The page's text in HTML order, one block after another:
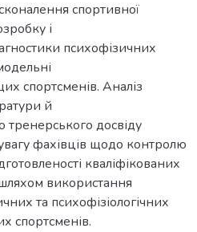
спортивної
і
психофізичних
спортсменів. Аналіз
й
тренерського досвіду
фахівців щодо контролю
кваліфікованих
використання
та психофізіологічних
спортсменів.